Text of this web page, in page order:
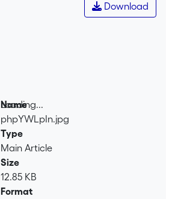
Loading...
Loading...
Download
Name
phpYWLpIn.jpg
Type
Main Article
Size
12.85 KB
Format